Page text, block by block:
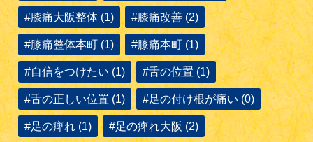
#膝痛大阪整体 (1) #膝痛改善 (2)
#膝痛整体本町 (1) #膝痛本町 (1)
#自信をつけたい (1) #舌の位置 (1)
#舌の正しい位置 (1) #足の付け根が痛い (0)
#足の痺れ (1) #足の痺れ大阪 (2)